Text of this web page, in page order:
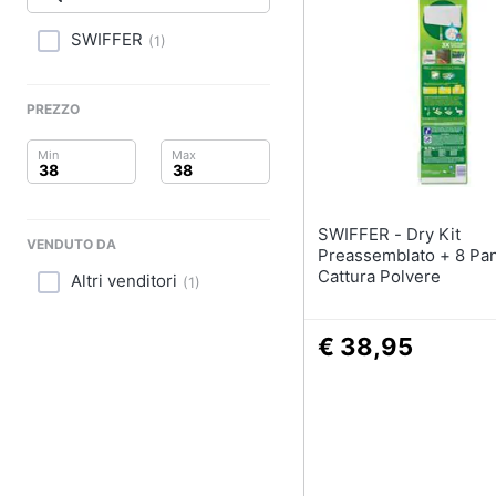
Arredo
Salute e igiene
Giocattoli
Porta asciugamani
Asciugamani
Asciugamani elettrici
SWIFFER (1)
PREZZO
VENDUTO DA
Altri venditori (1)
SWIFFER - Dry Kit
Preassemblato + 8
Cattura Polvere
€ 38,95